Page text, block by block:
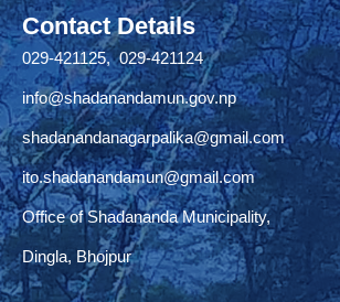
Contact Details
029-421125, 029-421124
info@shadanandamun.gov.np
shadanandanagarpalika@gmail.com
ito.shadanandamun@gmail.com
Office of Shadananda Municipality,
Dingla, Bhojpur